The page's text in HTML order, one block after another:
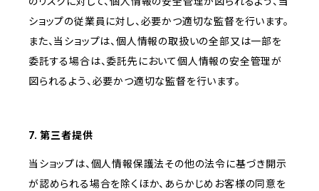
ショップの従業員に対し、必要かつ適切な監督を行います。
また、当ショップは、個人情報の取扱いの全部又は一部を
委託する場合は、委託先において個人情報の安全管理が
図られるよう、必要かつ適切な監督を行います。
7. 第三者提供
当ショップは、個人情報保護法その他の法令に基づき開示
が認められる場合を除くほか、あらかじめお客様の同意を